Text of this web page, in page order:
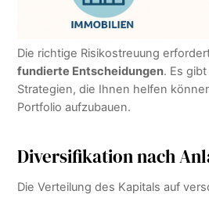
Die richtige Risikostreuung
fundierte Entscheidungen. Es
Strategien, die Ihnen helfen
Portfolio aufzubauen.
Diversifikation nach
Die Verteilung des Kapitals auf